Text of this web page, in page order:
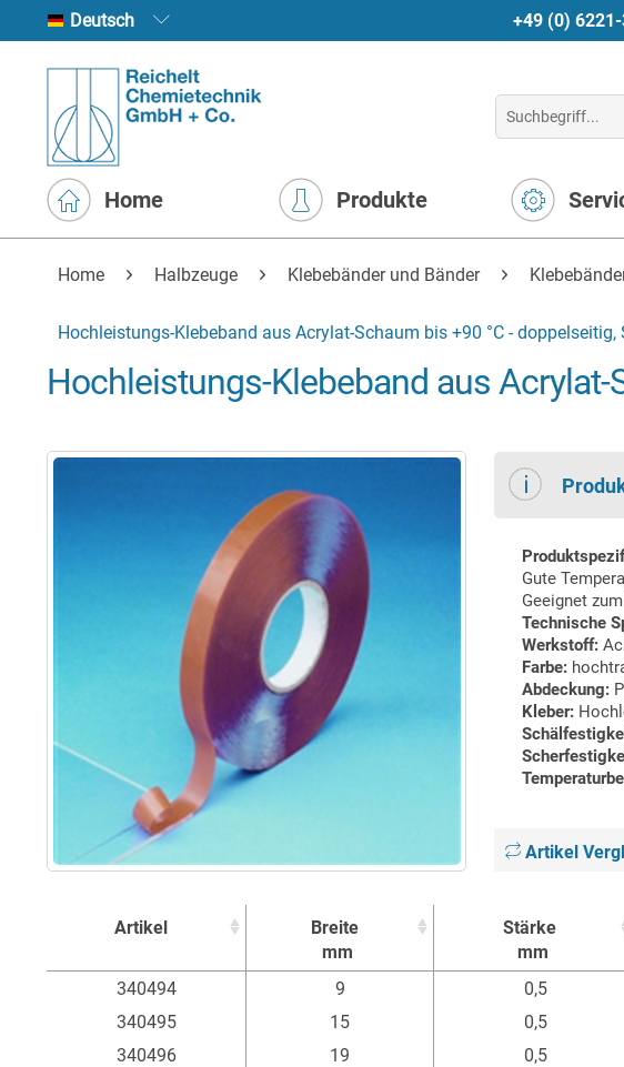
Deutsch +49 (0)
Home Produkte
Home Halbzeuge Klebebänder und Bänder
Hochleistungs-Klebeband aus Acrylat-Schaum bis +90 °C - doppelseitig,
Hochleistungs-Klebeband aus Acrylat-
Gute
Geeignet
Technische
Werkstoff:
Farbe:
Abdeckung:
Kleber:
Artikel
Artikel
Breite
mm
Stärke
mm
Artikel
Breite
Stärke
340494 9 0,5
340495
15 0,5
340496
19 0,5